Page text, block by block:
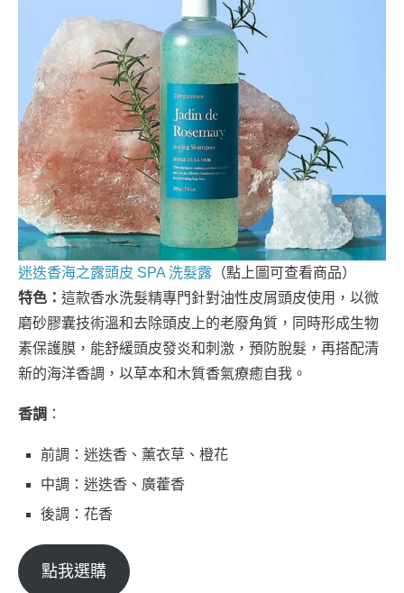
迷迭香海之露頭皮 SPA 洗髮露 （點上圖可查看商品）
特色： 這款香水洗髮精專門針對油性皮屑頭皮使用，以微
磨砂膠囊技術溫和去除頭皮上的老廢角質，同時形成生物
素保護膜，能舒緩頭皮發炎和刺激，預防脫髮，再搭配清
新的海洋香調，以草本和木質香氣療癒自我。
香調 ：
前調：迷迭香、薰衣草、橙花
中調：迷迭香、廣藿香
後調：花香
點我選購